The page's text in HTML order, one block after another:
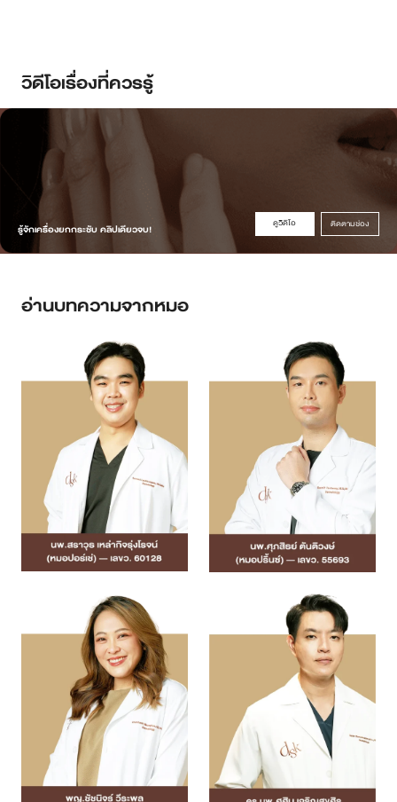
วิดีโอเรื่องที่ควรรู้
รู้จักเครื่องยกกระชับ คลิปเดียวจบ! ดูวิดิโอ ติดตามช่อง
อ่านบทความจากหมอ